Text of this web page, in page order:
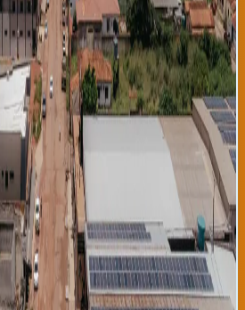
real de Amazonía, sin la cual ninguna
compensará la pérdida de sumidero
Los indígenas brasileños han
pidiendo que transición energética
nuevas incursiones en territorios
tiene implicaciones económicas
como productor de tecnología limpia
miles de empleos en manufactura de
eólicas, y potencialmente convierte
hacia Argentina, Uruguay,
que enfrentan inseguridad
que costo de electricidad
con esta transición,
industrial. La Unión Europea ha
financieramente esta transición
para energía renovable. Para
limpia representa tanto oportunidad